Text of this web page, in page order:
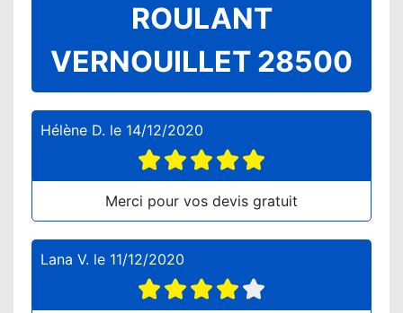
ROULANT
VERNOUILLET 28500
Hélène D. le 14/12/2020
Merci pour vos devis gratuit
Lana V. le 11/12/2020